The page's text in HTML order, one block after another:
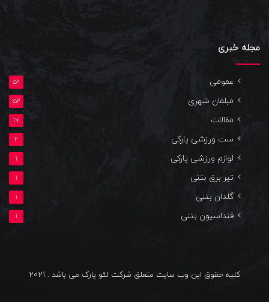
مجله خبری
عمومی 59
مبلمان شهری 52
مقالات 17
ست ورزشی پارکی 2
لوازم ورزشی پارکی 1
تیر برق بتنی 1
گلدان بتنی 1
فنداسیون بتنی 1
کلیه حقوق این وب سایت متعلق شرکت لئو پارک می باشد . 2021